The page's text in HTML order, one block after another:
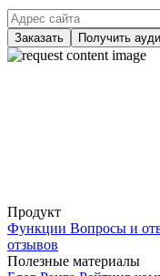
Заказать Получить
Продукт
Функции Вопросы и
отзывов
Полезные материалы